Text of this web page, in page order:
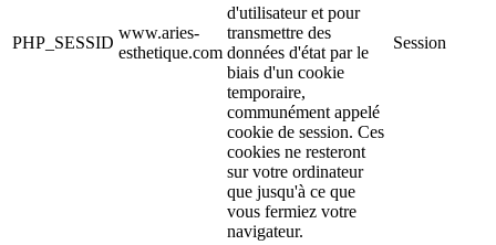
PHP_SESSID
www.aries-
esthetique.com
d'utilisateur et pour
transmettre des
données d'état par le
biais d'un cookie
temporaire,
communément appelé
cookie de session. Ces
cookies ne resteront
sur votre ordinateur
que jusqu'à ce que
vous fermiez votre
navigateur.
Session